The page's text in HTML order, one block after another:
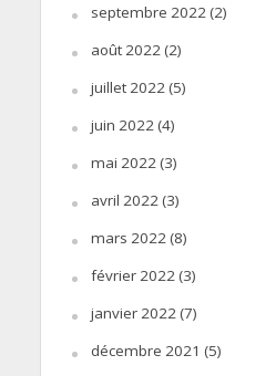
septembre 2022(2)
août 2022(2)
juillet 2022(5)
juin 2022(4)
mai 2022(3)
avril 2022(3)
mars 2022(8)
février 2022(3)
janvier 2022(7)
décembre 2021 (5)